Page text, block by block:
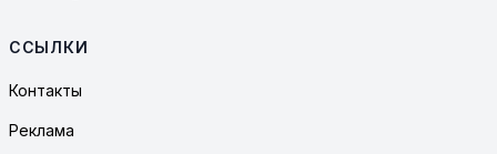
ССЫЛКИ
Контакты
Реклама